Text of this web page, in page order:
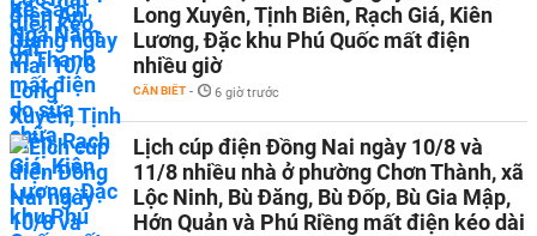
Long Xuyên, Tịnh Biên, Rạch Giá, Kiên
Lương, Đặc khu Phú Quốc mất điện
nhiều giờ
CẦN BIẾT - 6 giờ trước
Lịch cúp điện Đồng Nai ngày 10/8 và
11/8 nhiều nhà ở phường Chơn Thành, xã
Lộc Ninh, Bù Đăng, Bù Đốp, Bù Gia Mập,
Hớn Quản và Phú Riềng mất điện kéo dài